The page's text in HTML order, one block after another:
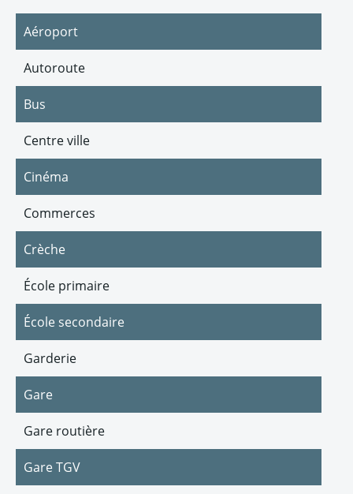
Aéroport
Autoroute
Bus
Centre ville
Cinéma
Commerces
Crèche
École primaire
École secondaire
Garderie
Gare
Gare routière
Gare TGV